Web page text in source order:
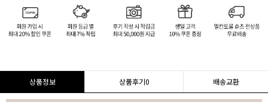
상품정보 상품후기0 배송교환